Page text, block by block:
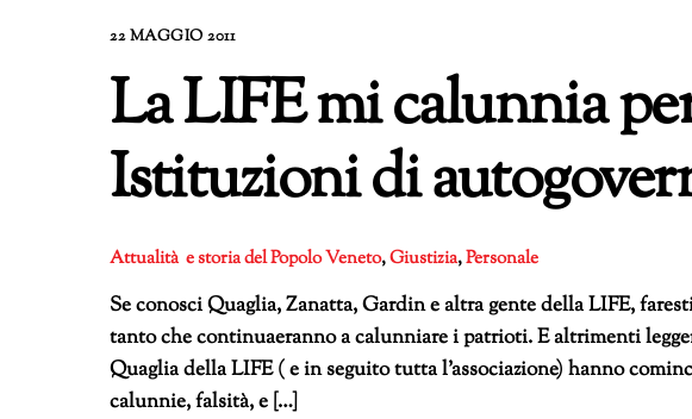
22 MAGGIO 2011
La LIFE mi calunnia
Istituzioni di
Attualità e storia del Popolo Veneto,Giustizia,Personale
Se conosci Quaglia, Zanatta, Gardin e altra gente della LIFE,
tanto che continuaeranno a calunniare i patrioti. E altrimenti
Quaglia della LIFE ( e in seguito tutta l’associazione) hanno
calunnie, falsità, e […]